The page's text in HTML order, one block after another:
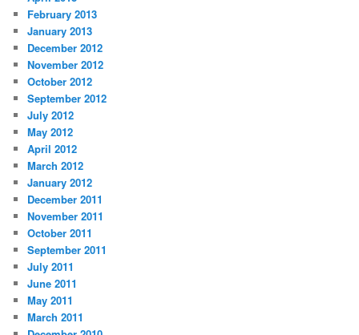
February 2013
January 2013
December 2012
November 2012
October 2012
September 2012
July 2012
May 2012
April 2012
March 2012
January 2012
December 2011
November 2011
October 2011
September 2011
July 2011
June 2011
May 2011
March 2011